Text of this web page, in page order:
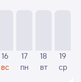
заполните
16
вс
17
пн
18
вт
19
ср